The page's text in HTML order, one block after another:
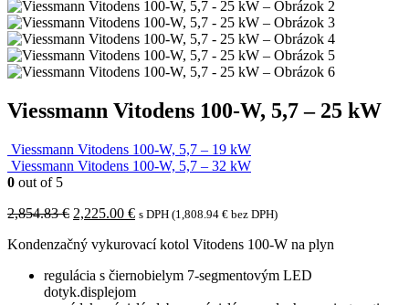
Viessmann Vitodens 100-W, 5,7 – 25 kW
Viessmann Vitodens 100-W, 5,7 – 19 kW
Viessmann Vitodens 100-W, 5,7 – 32 kW
0 out of 5
2,854.83€ Pôvodná
bola:
2,225.00 €Aktuálna
je:
s DPH (1,808.94 € bez DPH)
Kondenzačný vykurovací kotol Vitodens 100-W na plyn
regulácia s čiernobielym 7-segmentovým LED
dotyk.displejom